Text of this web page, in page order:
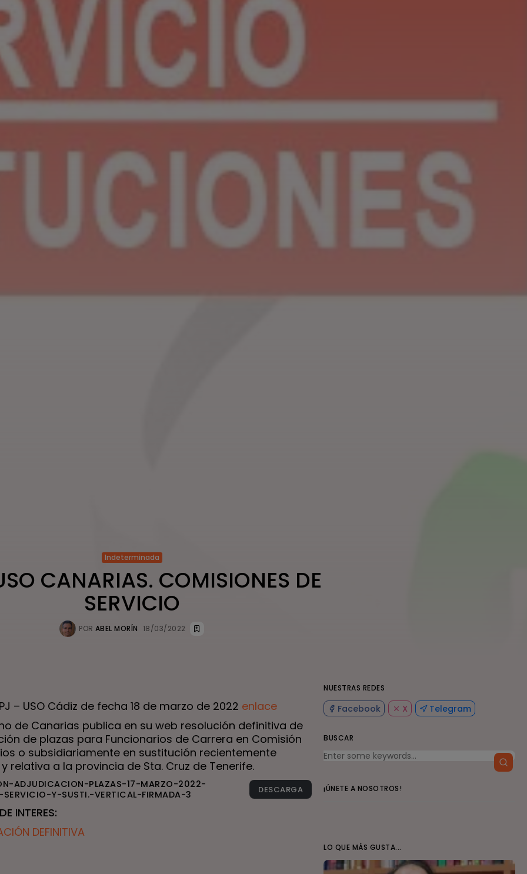
Indeterminada
CANARIAS. COMISIONES DE
SERVICIO
POR ABEL MORÍN 18/03/2022
NUESTRAS REDES
Facebook X Telegram
BUSCAR
¡ÚNETE A NOSOTROS!
LO QUE MÁS GUSTA...
– USO Cádiz de fecha 18 de marzo de 2022 enlace
de Canarias publica en su web resolución definitiva de
de plazas para Funcionarios de Carrera en Comisión
o subsidiariamente en sustitución recientemente
relativa a la provincia de Sta. Cruz de Tenerife.
ADJUDICACION-PLAZAS-17-MARZO-2022-
Y-SUSTI.-VERTICAL-FIRMADA-3
DESCARGA
INTERES:
DEFINITIVA